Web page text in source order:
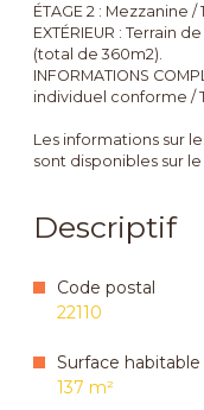
ÉTAGE 2 : Mezzanine /
EXTÉRIEUR : Terrain
(total de 360m2).
INFORMATIONS
individuel conforme /
Les informations sur
sont disponibles sur le
Descriptif
Code postal
22110
Surface habitable
137 m²